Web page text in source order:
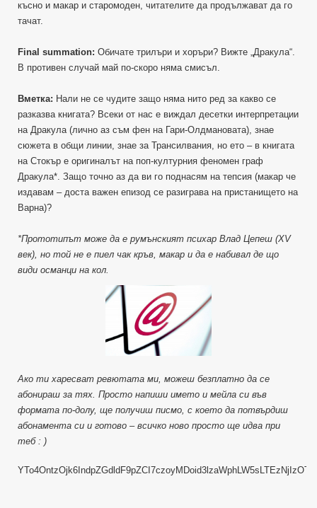
късно и макар и старомоден, читателите да продължават да го
тачат.
Final summation: Обичате трилъри и хоръри? Вижте „Дракула“.
В противен случай май по-скоро няма смисъл.
Вметка: Нали не се чудите защо няма нито ред за какво се
разказва книгата? Всеки от нас е виждал десетки интерпретации
на Дракула (лично аз съм фен на Гари-Олдмановата), знае
сюжета в общи линии, знае за Трансилвания, но ето – в книгата
на Стокър е оригиналът на поп-културния феномен граф
Дракула*. Защо точно аз да ви го поднасям на тепсия (макар че
издавам – доста важен епизод се разиграва на пристанището на
Варна)?
*Прототипът може да е румънският психар Влад Цепеш (XV
век), но той не е пиел чак кръв, макар и да е набивал де що
види османци на кол.
Ако ти харесват ревютата ми, можеш безплатно да се
абонираш за тях. Просто напиши името и мейла си във
формата по-долу, ще получиш писмо, с което да потвърдиш
абонамента си и готово – всичко ново просто ще идва при
теб : )